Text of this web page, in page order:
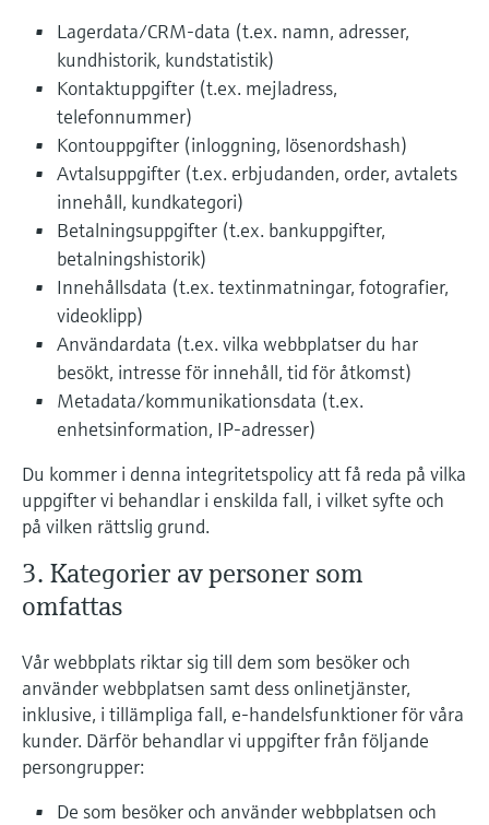
Lagerdata/CRM-data (t.ex. namn, adresser,
kundhistorik, kundstatistik)
Kontaktuppgifter (t.ex. mejladress,
telefonnummer)
Kontouppgifter (inloggning, lösenordshash)
Avtalsuppgifter (t.ex. erbjudanden, order, avtalets
innehåll, kundkategori)
Betalningsuppgifter (t.ex. bankuppgifter,
betalningshistorik)
Innehållsdata (t.ex. textinmatningar, fotografier,
videoklipp)
Användardata (t.ex. vilka webbplatser du har
besökt, intresse för innehåll, tid för åtkomst)
Metadata/kommunikationsdata (t.ex.
enhetsinformation, IP-adresser)
Du kommer i denna integritetspolicy att få reda på vilka
uppgifter vi behandlar i enskilda fall, i vilket syfte och
på vilken rättslig grund.
3. Kategorier av personer som
omfattas
Vår webbplats riktar sig till dem som besöker och
använder webbplatsen samt dess onlinetjänster,
inklusive, i tillämpliga fall, e-handelsfunktioner för våra
kunder. Därför behandlar vi uppgifter från följande
persongrupper:
De som besöker och använder webbplatsen och